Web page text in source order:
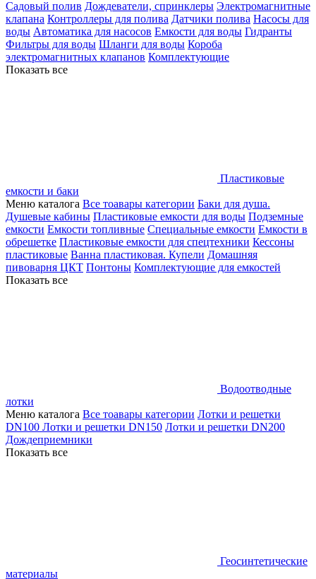
Садовый полив Дождеватели, спринклеры Электромагнитные
клапана Контроллеры для полива Датчики полива Насосы для
воды Автоматика для насосов Емкости для воды Гидранты
Фильтры для воды Шланги для воды Короба
электромагнитных клапанов Комплектующие
Показать все
Пластиковые
емкости и баки
Меню каталога Все тоавары категории Баки для душа.
Душевые кабины Пластиковые емкости для воды Подземные
емкости Емкости топливные Специальные емкости Емкости в
обрешетке Пластиковые емкости для спецтехники Кессоны
пластиковые Ванна пластиковая. Купели Домашняя
пивоварня ЦКТ Понтоны Комплектующие для емкостей
Показать все
Водоотводные
лотки
Меню каталога Все тоавары категории Лотки и решетки
DN100 Лотки и решетки DN150 Лотки и решетки DN200
Дождеприемники
Показать все
Геосинтетические
материалы